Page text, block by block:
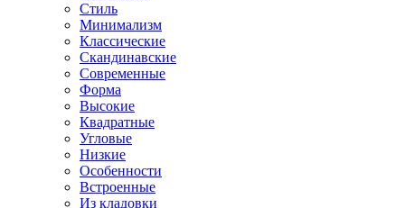
Стиль
Минимализм
Классические
Скандинавские
Современные
Форма
Высокие
Квадратные
Угловые
Низкие
Особенности
Встроенные
Из кладовки